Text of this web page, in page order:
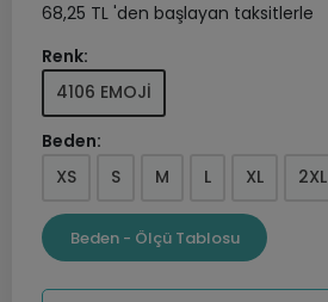
68,25 TL 'den başlayan taksitlerle
Renk:
4106 EMOJİ
Beden:
XS
S M L XL 2XL
Beden - Ölçü Tablosu